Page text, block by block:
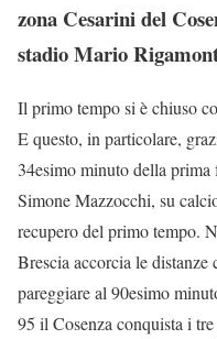
zona Cesarini del
stadio Mario
Il primo tempo si è chiuso
E questo, in particolare,
34esimo minuto della
Simone Mazzocchi, su
recupero del primo tempo.
Brescia accorcia le
pareggiare al 90esimo
95 il Cosenza conquista i